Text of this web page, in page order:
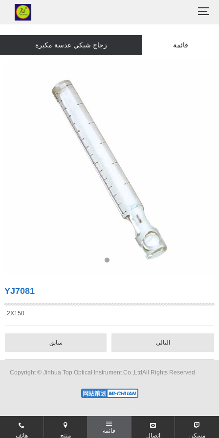
هاتف منتج
قائمة
اتصال مسكن
زجاج شبكي عدسة مكبرة قائمة
YJ7081
2X150
سابق التالي
Copyright © Jinhua Top Optical Instrument Co.,LtdAll Rights Reserved